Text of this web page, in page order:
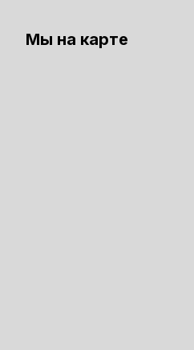
Мы на карте